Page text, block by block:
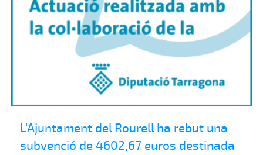
L'Ajuntament del Rourell ha rebut una
subvenció de 4602,67 euros destinada